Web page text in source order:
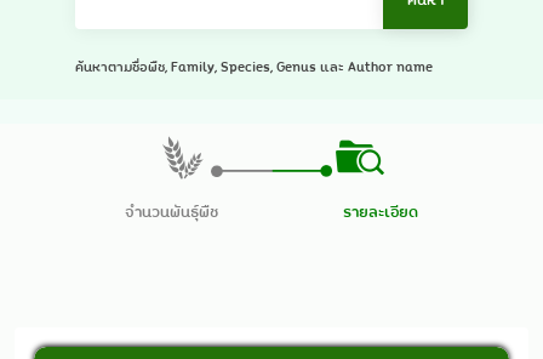
ค้นหาตามชื่อพืช, Family, Species, Genus และ Author name
จำนวนพันธุ์พืช รายละเอียด